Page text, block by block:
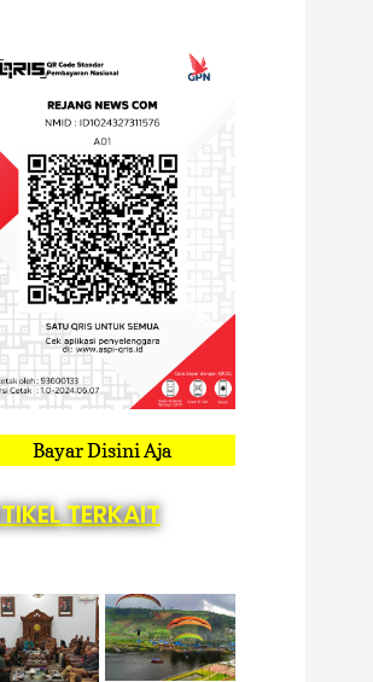
Bayar Disini Aja
TERKAIT